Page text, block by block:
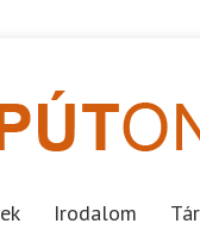
Irodalom